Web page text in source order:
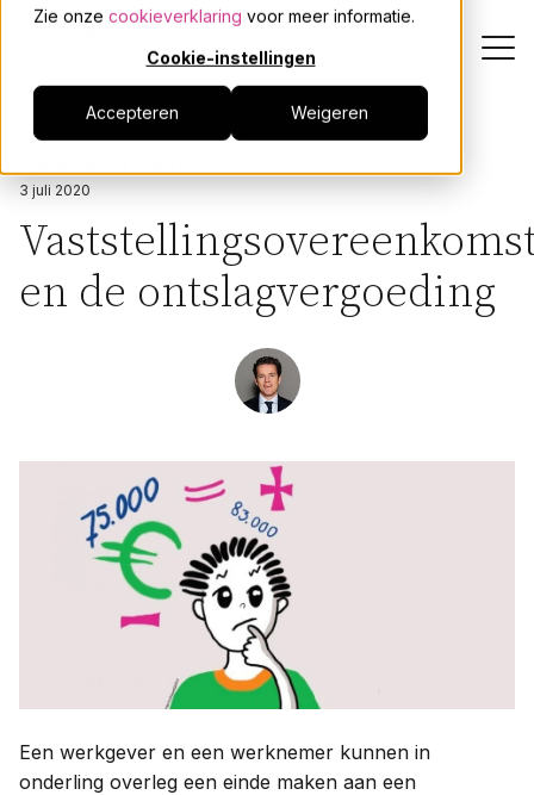
Zie onze cookieverklaring voor meer informatie.
Cookie-instellingen
Accepteren Weigeren
Dienstverlening
Onze mensen
Actueel
Werken bij
Contact
Terug
3 juli 2020
en de ontslagvergoeding
Een werkgever en een werknemer kunnen in
onderling overleg een einde maken aan een